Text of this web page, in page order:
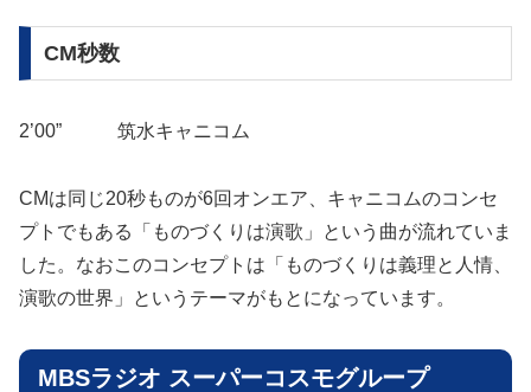
CM秒数
2’00” 筑水キャニコム
CMは同じ20秒ものが6回オンエア、キャニコムのコンセ
プトでもある「ものづくりは演歌」という曲が流れていま
した。なおこのコンセプトは「ものづくりは義理と人情、
演歌の世界」というテーマがもとになっています。
MBSラジオ スーパーコスモグループ